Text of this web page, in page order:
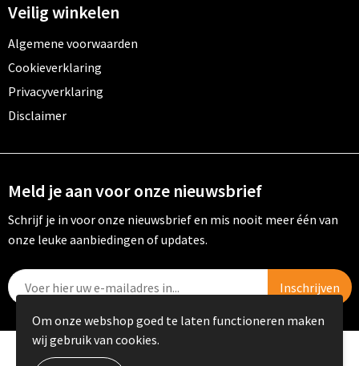
Veilig winkelen
Algemene voorwaarden
Cookieverklaring
Privacyverklaring
Disclaimer
Meld je aan voor onze nieuwsbrief
Schrijf je in voor onze nieuwsbrief en mis nooit meer één van
onze leuke aanbiedingen of updates.
© Copyright PRIKKELS B.V. 2023
Om onze webshop goed te laten functioneren maken
wij gebruik van cookies.